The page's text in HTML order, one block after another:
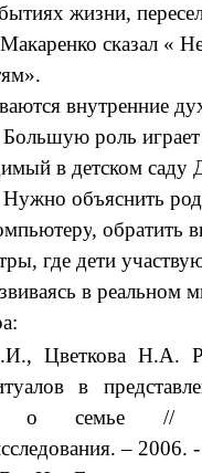
жизни,
сказал «
внутренние
Большую роль играет
в детском саду
Нужно объяснить
, обратить
, где дети
в реальном
Цветкова Н.А.
в
о семье //
– 2006.